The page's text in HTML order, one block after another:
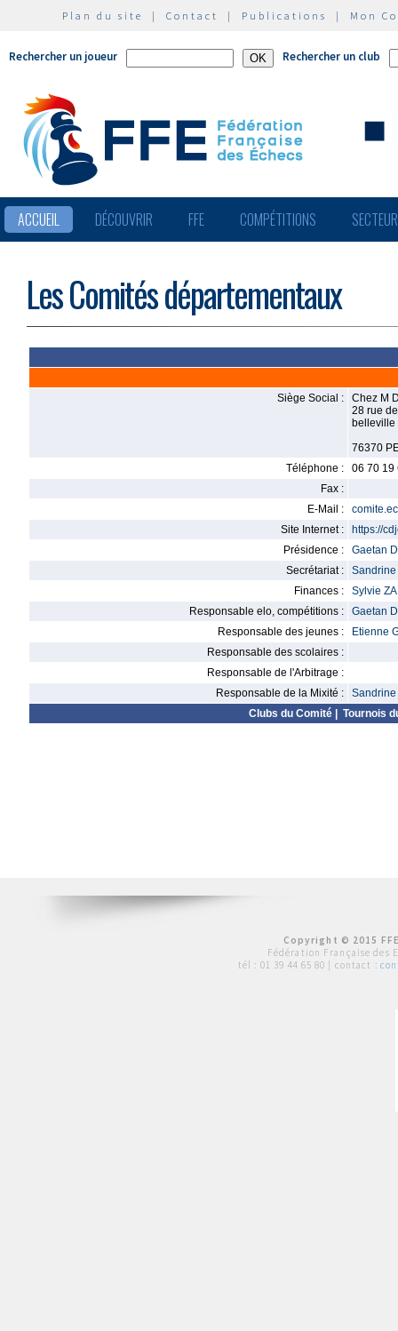
Plan du site | Contact | Publications | Mon
Rechercher un joueur Rechercher un club
ACCUEIL DÉCOUVRIR FFE COMPÉTITIONS
Les Comités départementaux
Siège Social :
Chez M
28 rue
belleville
76370
Téléphone :
06 70 19
Fax :
E-Mail :
Site Internet :
https://
Présidence :
Gaetan
Secrétariat :
Sandrine
Finances :
Sylvie
Responsable elo, compétitions :
Gaetan
Responsable des jeunes :
Etienne
Responsable des scolaires :
Responsable de l'Arbitrage :
Responsable de la Mixité :
Sandrine
Clubs du Comité| Tournois
Copyright © 2015
Fédération Française des
tél : 01 39 44 65 80 | contact :